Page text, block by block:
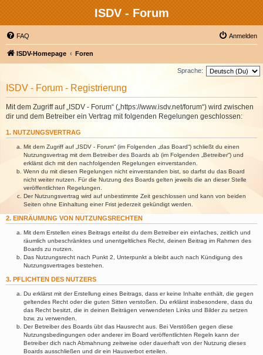
ISDV - Forum
FAQ Anmelden
ISDV-Homepage Foren
Sprache:
ISDV - Forum - Registrierung
Mit dem Zugriff auf „ISDV - Forum“ („https://www.isdv.net/forum“) wird zwischen
dir und dem Betreiber ein Vertrag mit folgenden Regelungen geschlossen:
1. NUTZUNGSVERTRAG
Mit dem Zugriff auf „ISDV - Forum“ (im Folgenden „das Board“) schließt du einen
Nutzungsvertrag mit dem Betreiber des Boards ab (im Folgenden „Betreiber“) und
erklärst dich mit den nachfolgenden Regelungen einverstanden.
Wenn du mit diesen Regelungen nicht einverstanden bist, so darfst du das Board
nicht weiter nutzen. Für die Nutzung des Boards gelten jeweils die an dieser Stelle
veröffentlichten Regelungen.
Der Nutzungsvertrag wird auf unbestimmte Zeit geschlossen und kann von beiden
Seiten ohne Einhaltung einer Frist jederzeit gekündigt werden.
2. EINRÄUMUNG VON NUTZUNGSRECHTEN
Mit dem Erstellen eines Beitrags erteilst du dem Betreiber ein einfaches, zeitlich und
räumlich unbeschränktes und unentgeltliches Recht, deinen Beitrag im Rahmen des
Boards zu nutzen.
Das Nutzungsrecht nach Punkt 2, Unterpunkt a bleibt auch nach Kündigung des
Nutzungsvertrages bestehen.
3. PFLICHTEN DES NUTZERS
Du erklärst mit der Erstellung eines Beitrags, dass er keine Inhalte enthält, die gegen
geltendes Recht oder die guten Sitten verstoßen. Du erklärst insbesondere, dass du
das Recht besitzt, die in deinen Beiträgen verwendeten Links und Bilder zu setzen
bzw. zu verwenden.
Der Betreiber des Boards übt das Hausrecht aus. Bei Verstößen gegen diese
Nutzungsbedingungen oder anderer im Board veröffentlichten Regeln kann der
Betreiber dich nach Abmahnung zeitweise oder dauerhaft von der Nutzung dieses
Boards ausschließen und dir ein Hausverbot erteilen.